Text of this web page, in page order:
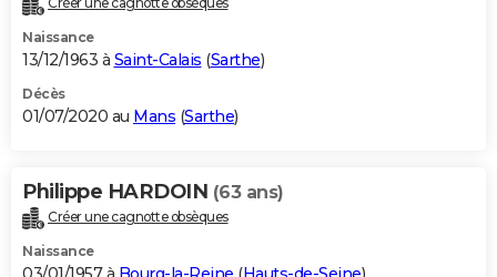
Naissance
13/12/1963 à Saint-Calais (Sarthe)
Décès
01/07/2020 au Mans (Sarthe)
Philippe HARDOIN (63 ans)
Créer une cagnotte obsèques
Naissance